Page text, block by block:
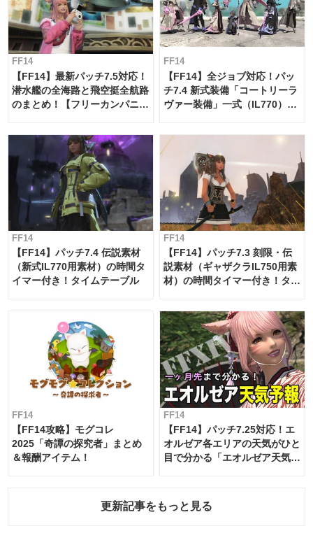
FF14
【FF14】最新パッチ7.5対応！
潜水艦の全海路と飛空挺全航路
のまとめ！【フリーカンパニ
FF14
【FF14】全ジョブ対応！パッ
チ7.4 新式装備「コートリーラ
ヴァー装備」一式（IL770）の
FF14
【FF14】パッチ7.4 伝説素材
（新式IL770用素材）の時間タ
イマー付き！タイムテーブル
FF14
【FF14】パッチ7.3 刻限・伝
説素材（ギャザクラIL750用素
材）の時間タイマー付き！タイ
FF14
【FF14攻略】モグコレ
2025「奇譚の探究者」まとめ
＆報酬アイテム！
FF14
【FF14】パッチ7.25対応！エ
オルゼア各エリアの天気がひと
目で分かる「エオルゼア天気予
更新記事をもっと見る